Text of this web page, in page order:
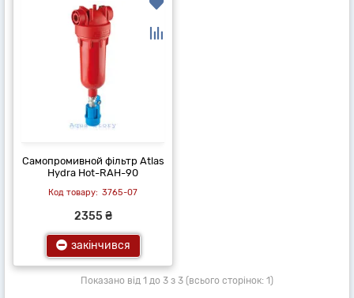
Самопромивной фільтр Atlas
Hydra Hot-RAH-90
3765-07
2355 ₴
закінчився
Показано від 1 до 3 з 3 (всього сторінок: 1)